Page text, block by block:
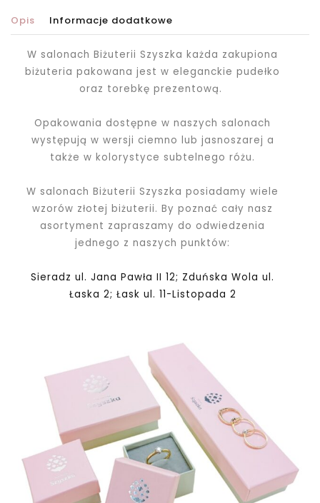
Opis Informacje dodatkowe
W salonach Biżuterii Szyszka każda zakupiona
biżuteria pakowana jestw eleganckie pudełko
oraz torebkę prezentową.
Opakowania dostępne w naszych salonach
występują w wersji ciemno lub jasnoszarej a
także w kolorystyce subtelnego różu.
W salonach Biżuterii Szyszka posiadamy wiele
wzorów złotej biżuterii. By poznać cały nasz
asortyment zapraszamy do odwiedzenia
jednego z naszych punktów:
Sieradz ul. Jana Pawła II 12; Zduńska Wola ul.
Łaska 2; Łask ul. 11-Listopada 2